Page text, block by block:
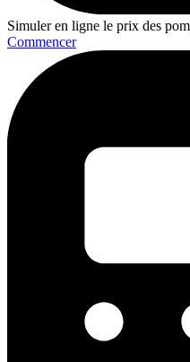
Simuler en ligne le prix des
Commencer